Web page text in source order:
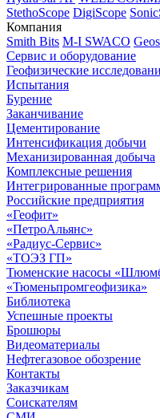
StethoScope DigiScope
Компания
Smith Bits M-I SWACO
Сервис и оборудование
Геофизические
Испытания
Бурение
Заканчивание
Цементирование
Интенсификация добычи
Механизированная добыча
Комплексные решения
Интегрированные
Российские предприятия
«Геофит»
«ПетроАльянс»
«Радиус-Сервис»
«ТОЭЗ ГП»
Тюменские насосы
«Тюменьпромгеофизика»
Библиотека
Успешные проекты
Брошюры
Видеоматериалы
Нефтегазовое обозрение
Контакты
Заказчикам
Соискателям